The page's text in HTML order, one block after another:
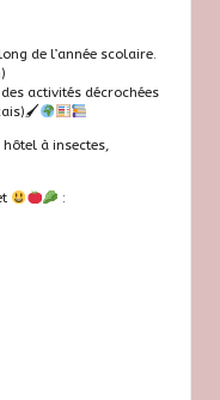
de l’année scolaire.
activités décrochées
à insectes,
: